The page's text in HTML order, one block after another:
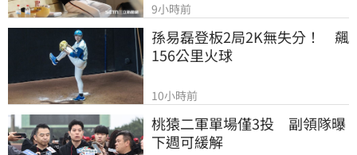
9小時前
孫易磊登板2局2K無失分！　飆
156公里火球
10小時前
桃猿二軍單場僅3投　副領隊曝
下週可緩解